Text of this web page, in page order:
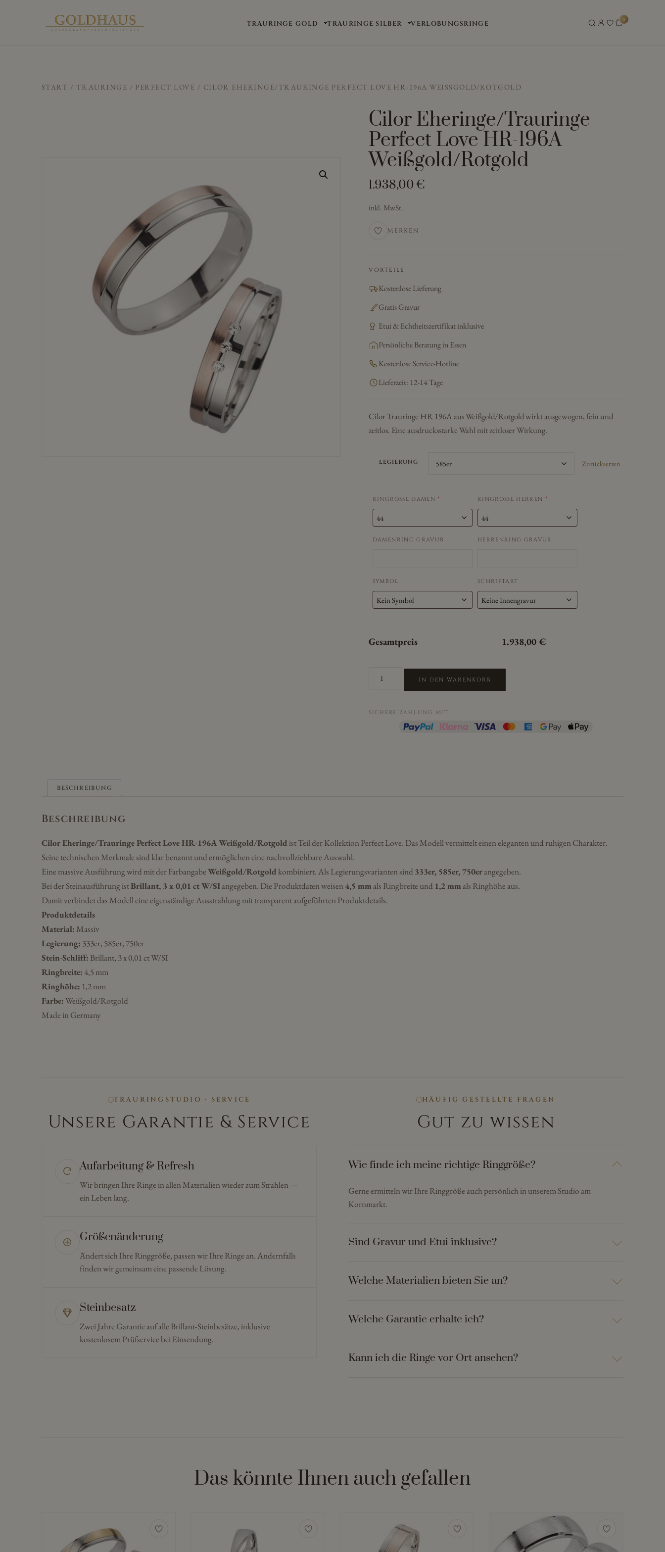
TRAURINGE GOLD TRAURINGE SILBER VERLOBUNGSRINGE 0
START / TRAURINGE / PERFECT LOVE / CILOR EHERINGE/TRAURINGE PERFECT LOVE HR-196A WEISSGOLD/ROTGOLD
Cilor Eheringe/Trauringe
Perfect Love HR-196A
Weißgold/Rotgold
1.938,00 €
inkl. MwSt.
MERKEN
VORTEILE
Kostenlose Lieferung
Gratis Gravur
Etui & Echtheitszertifikat inklusive
Persönliche Beratung in Essen
Kostenlose Service-Hotline
Lieferzeit: 12-14 Tage
Cilor Trauringe HR 196A aus Weißgold/Rotgold wirkt ausgewogen, fein und
zeitlos. Eine ausdrucksstarke Wahl mit zeitloser Wirkung.
LEGIERUNG Zurücksetzen
RINGRÖSSE DAMEN * RINGRÖSSE HERREN *
DAMENRING GRAVUR HERRENRING GRAVUR
SYMBOL SCHRIFTART
Gesamtpreis 1.938,00€
Eheringe/Trauringe
HR-
IN DEN WARENKORB
SICHERE ZAHLUNG MIT
BESCHREIBUNG
Beschreibung
Cilor Eheringe/Trauringe Perfect Love HR-196A Weißgold/Rotgold ist Teil der Kollektion Perfect Love. Das Modell vermittelt einen eleganten und ruhigen Charakter.
Seine technischen Merkmale sind klar benannt und ermöglichen eine nachvollziehbare Auswahl.
Eine massive Ausführung wird mit der FarbangabeWeißgold/Rotgold kombiniert. Als Legierungsvarianten sind333er, 585er, 750erangegeben.
Bei der Steinausführung istBrillant, 3 x 0,01 ct W/SIangegeben. Die Produktdaten weisen 4,5 mmals Ringbreite und 1,2 mmals Ringhöhe aus.
Damit verbindet das Modell eine eigenständige Ausstrahlung mit transparent aufgeführten Produktdetails.
Produktdetails
Material: Massiv
Legierung: 333er, 585er, 750er
Stein-Schliff: Brillant, 3 x 0,01 ct W/SI
Ringbreite:4,5 mm
Ringhöhe: 1,2 mm
Farbe: Weißgold/Rotgold
Made in Germany
TRAURINGSTUDIO · SERVICE
Unsere Garantie & Service
Aufarbeitung & Refresh
Wir bringen Ihre Ringe in allen Materialien wieder zum Strahlen —
ein Leben lang.
Größenänderung
Ändert sich Ihre Ringgröße, passen wir Ihre Ringe an. Andernfalls
finden wir gemeinsam eine passende Lösung.
Steinbesatz
Zwei Jahre Garantie auf alle Brillant-Steinbesätze, inklusive
kostenlosem Prüfservice bei Einsendung.
HÄUFIG GESTELLTE FRAGEN
Gut zu wissen
Wie finde ich meine richtige Ringgröße?
Gerne ermitteln wir Ihre Ringgröße auch persönlich in unserem Studio am
Kornmarkt.
Sind Gravur und Etui inklusive?
Welche Materialien bieten Sie an?
Welche Garantie erhalte ich?
Kann ich die Ringe vor Ort ansehen?
Das könnte Ihnen auch gefallen